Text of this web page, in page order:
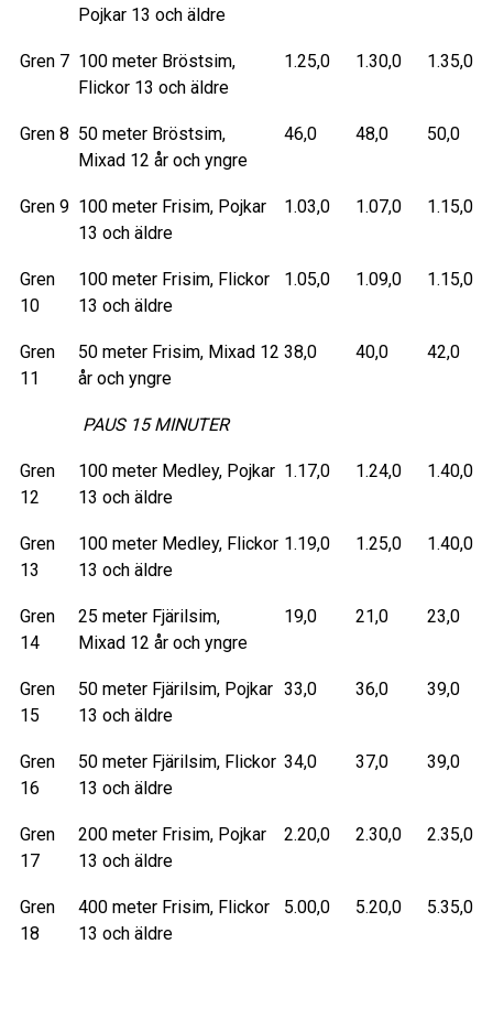
Pojkar 13 och äldre
Gren 7 100 meter Bröstsim,
Flickor 13 och äldre
1.25,0 1.30,0 1.35,0
Gren 8 50 meter Bröstsim,
Mixad 12 år och yngre
46,0 48,0 50,0
Gren 9 100 meter Frisim, Pojkar
13 och äldre
1.03,0 1.07,0 1.15,0
Gren
10
100 meter Frisim, Flickor
13 och äldre
1.05,0 1.09,0 1.15,0
Gren
11
50 meter Frisim, Mixad 12
år och yngre
38,0 40,0 42,0
PAUS 15 MINUTER
Gren
12
100 meter Medley, Pojkar
13 och äldre
1.17,0 1.24,0 1.40,0
Gren
13
100 meter Medley, Flickor
13 och äldre
1.19,0 1.25,0 1.40,0
Gren
14
25 meter Fjärilsim,
Mixad 12 år och yngre
19,0 21,0 23,0
Gren
15
50 meter Fjärilsim, Pojkar
13 och äldre
33,0 36,0 39,0
Gren
16
50 meter Fjärilsim, Flickor
13 och äldre
34,0 37,0 39,0
Gren
17
200 meter Frisim, Pojkar
13 och äldre
2.20,0 2.30,0 2.35,0
Gren
18
400 meter Frisim, Flickor
13 och äldre
5.00,0 5.20,0 5.35,0